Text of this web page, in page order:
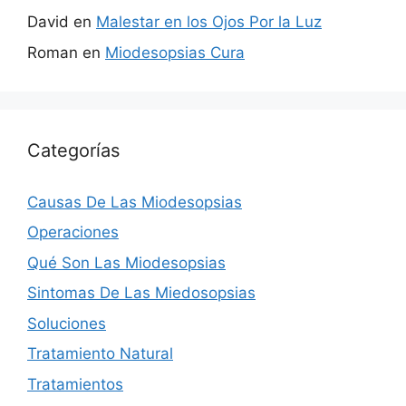
David en Malestar en los Ojos Por la Luz
Roman en Miodesopsias Cura
Categorías
Causas De Las Miodesopsias
Operaciones
Qué Son Las Miodesopsias
Sintomas De Las Miedosopsias
Soluciones
Tratamiento Natural
Tratamientos